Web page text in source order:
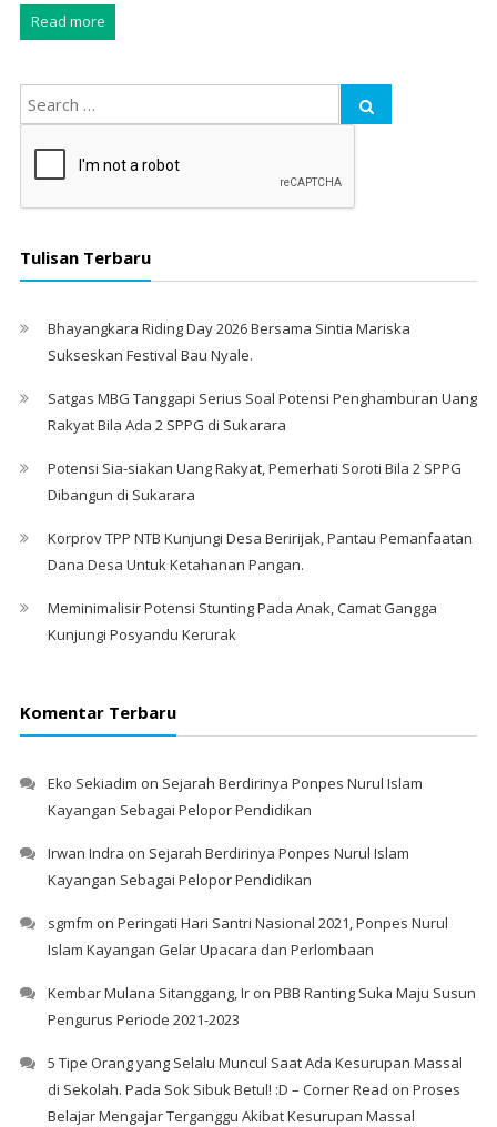
Read more
Tulisan Terbaru
Bhayangkara Riding Day 2026 Bersama Sintia Mariska
Sukseskan Festival Bau Nyale. ‎
Satgas MBG Tanggapi Serius Soal Potensi Penghamburan Uang
Rakyat Bila Ada 2 SPPG di Sukarara
Potensi Sia-siakan Uang Rakyat, Pemerhati Soroti Bila 2 SPPG
Dibangun di Sukarara
Korprov TPP NTB Kunjungi Desa Beririjak, Pantau Pemanfaatan
Dana Desa Untuk Ketahanan Pangan.
Meminimalisir Potensi Stunting Pada Anak, Camat Gangga
Kunjungi Posyandu Kerurak
Komentar Terbaru
Eko Sekiadim on Sejarah Berdirinya Ponpes Nurul Islam
Kayangan Sebagai Pelopor Pendidikan
Irwan Indra on Sejarah Berdirinya Ponpes Nurul Islam
Kayangan Sebagai Pelopor Pendidikan
sgmfm on Peringati Hari Santri Nasional 2021, Ponpes Nurul
Islam Kayangan Gelar Upacara dan Perlombaan
Kembar Mulana Sitanggang, Iron PBB Ranting Suka Maju Susun
Pengurus Periode 2021-2023
5 Tipe Orang yang Selalu Muncul Saat Ada Kesurupan Massal
di Sekolah. Pada Sok Sibuk Betul! :D – Corner Read on Proses
Belajar Mengajar Terganggu Akibat Kesurupan Massal